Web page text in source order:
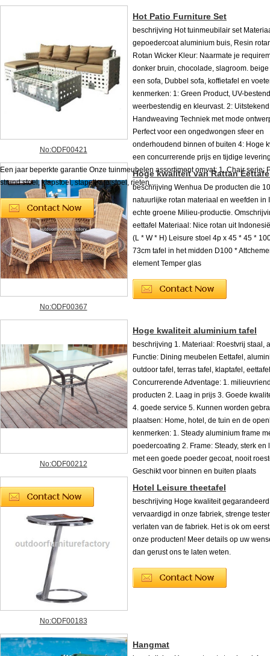
No:ODF00421
Hot Patio Furniture Set
beschrijving Hot tuinmeubilair set
gepoedercoat aluminium buis, Resin
Rotan Wicker Kleur: Naarmate je
donker bruin, chocolade, slagroom.
een sofa, Dubbel sofa, koffietafel en
kenmerken: 1: Green Product, UV-
weerbestendig en kleurvast. 2: Uitstekend
Handweaving Techniek met mode
Perfect voor een ongedwongen sfeer en
onderhoudend binnen of buiten 4: Hoge
een concurrerende prijs en tijdige
Een jaar beperkte garantie Onze tuinmeubelen assortiment omvat: 1. Chair serie:
strand stoel, klapstoel, stapelbare stoel, rieten...
No:ODF00367
Hoge kwaliteit van Rattan
beschrijving Wenhua De producten die
natuurlijke rotan materiaal en weefden in
echte groene Milieu-productie.
eettafel Materiaal: Nice rotan uit
(L * W * H) Leisure stoel 4p x 45 * 45 *
73cm tafel in het midden D100 *
element Temper glas
No:ODF00212
Hoge kwaliteit aluminium tafel
beschrijving 1. Materiaal: Roestvrij staal,
Functie: Dining meubelen Eettafel,
outdoor tafel, terras tafel, klaptafel,
Concurrerende Adventage: 1.
producten 2. Laag in prijs 3. Goede
4. goede service 5. Kunnen worden
plaatsen: Home, hotel, de tuin en de
kenmerken: 1. Steady aluminium frame
poedercoating 2. Frame: Steady, sterk en
met een goede poeder gecoat, nooit
Geschikt voor binnen en buiten plaats
No:ODF00183
Hotel Leisure theetafel
beschrijving Hoge kwaliteit
vervaardigd in onze fabriek, strenge
verlaten van de fabriek. Het is ok om
onze producten! Meer details op uw
dan gerust ons te laten weten.
Hangmat